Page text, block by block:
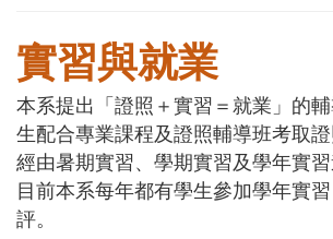
實習與就業
本系提出「證照＋實習＝就業」的
生配合專業課程及證照輔導班考取
經由暑期實習、學期實習及學年實習
目前本系每年都有學生參加學年實
評。